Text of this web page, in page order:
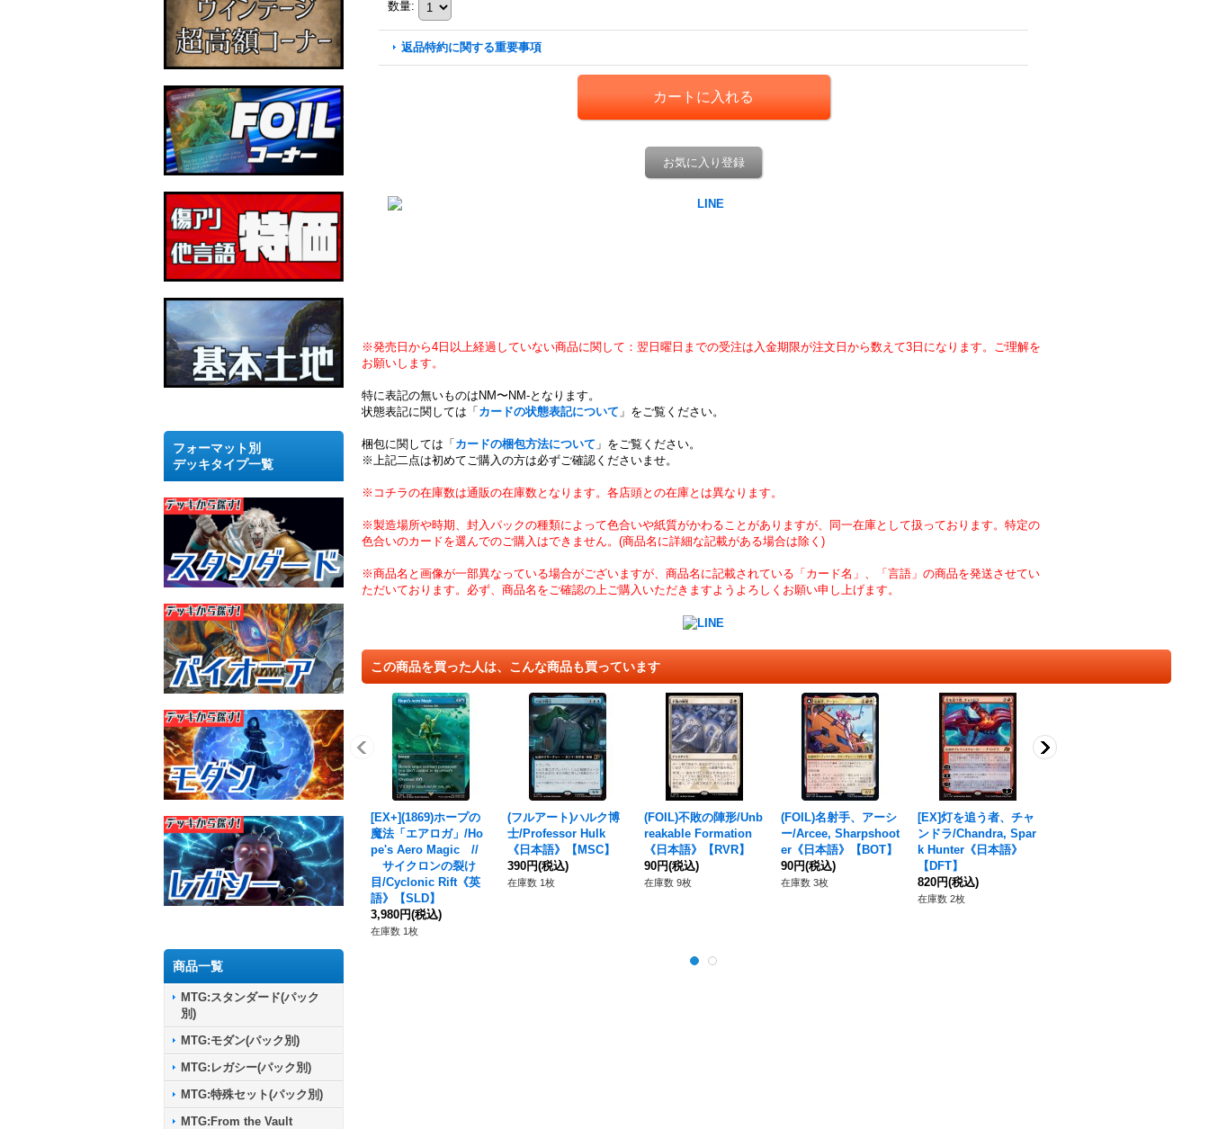
フォーマット別
デッキタイプ一覧
商品一覧
MTG:スタンダード(パック
別)
MTG:モダン(パック別)
MTG:レガシー(パック別)
MTG:特殊セット(パック別)
MTG:From the Vault
数量:
返品特約に関する重要事項
お気に入り登録
※発売日から4日以上経過していない商品に関して：翌日曜日までの受注は入金期限が注文日から数えて3日になります。ご理解を
お願いします。
特に表記の無いものはNM〜NM-となります。
状態表記に関しては「 カードの状態表記について 」をご覧ください。
梱包に関しては「 カードの梱包方法について 」をご覧ください。
※上記二点は初めてご購入の方は必ずご確認くださいませ。
※コチラの在庫数は通販の在庫数となります。各店頭との在庫とは異なります。
※製造場所や時期、封入パックの種類によって色合いや紙質がかわることがありますが、同一在庫として扱っております。特定の
色合いのカードを選んでのご購入はできません。(商品名に詳細な記載がある場合は除く)
※商品名と画像が一部異なっている場合がございますが、商品名に記載されている「カード名」、「言語」の商品を発送させてい
ただいております。必ず、商品名をご確認の上ご購入いただきますようよろしくお願い申し上げます。
この商品を買った人は、こんな商品も買っています
[EX+](1869)ホープの
魔法「エアロガ」/Ho
pe's Aero Magic //
サイクロンの裂け
目/Cyclonic Rift《英
語》【SLD】
3,980円(税込)
在庫数 1枚
(フルアート)ハルク博
士/Professor Hulk
《日本語》【MSC】
390円(税込)
在庫数 1枚
(FOIL)不敗の陣形/Unb
reakable Formation
《日本語》【RVR】
90円(税込)
在庫数 9枚
(FOIL)名射手、アーシ
ー/Arcee, Sharpshoot
er《日本語》【BOT】
90円(税込)
在庫数 3枚
[EX]灯を追う者、チャ
ンドラ/Chandra, Spar
k Hunter《日本語》
【DFT】
820円(税込)
在庫数 2枚